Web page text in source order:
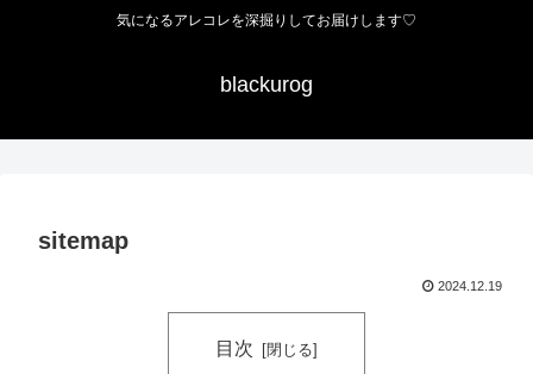
気になるアレコレを深掘りしてお届けします♡
blackurog
sitemap
2024.12.19
目次